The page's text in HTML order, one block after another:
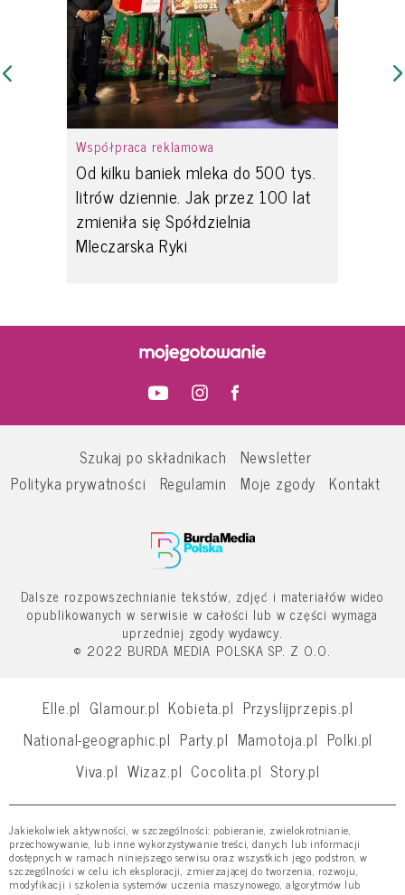
Współpraca reklamowa
Od kilku baniek mleka do 500 tys.
litrów dziennie. Jak przez 100 lat
zmieniła się Spółdzielnia
Mleczarska Ryki
Szukaj po składnikach
Newsletter
Polityka prywatności
Regulamin Moje zgody Kontakt
Dalsze rozpowszechnianie tekstów, zdjęć i materiałów wideo
opublikowanych w serwisie w całości lub w części wymaga
uprzedniej zgody wydawcy.
© 2022 BURDA MEDIA POLSKA SP. Z O.O.
Elle.pl Glamour.pl Kobieta.pl Przyslijprzepis.pl
National-geographic.pl Party.pl Mamotoja.pl Polki.pl
Viva.pl Wizaz.pl Cocolita.pl Story.pl
Jakiekolwiek aktywności, w szczególności: pobieranie, zwielokrotnianie,
przechowywanie, lub inne wykorzystywanie treści, danych lub informacji
dostępnych w ramach niniejszego serwisu oraz wszystkich jego podstron, w
szczególności w celu ich eksploracji, zmierzającej do tworzenia, rozwoju,
modyfikacji i szkolenia systemów uczenia maszynowego, algorytmów lub